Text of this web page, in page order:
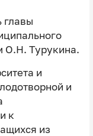
главы
О.Н. Турукина.
и
и
к
из